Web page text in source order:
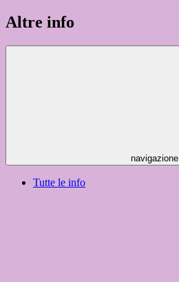
Altre info
navigazione
Tutte le info